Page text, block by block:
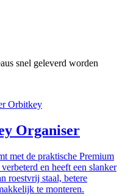
snel geleverd worden
Orbitkey
Organiser
met de praktische Premium
en heeft een slanker
roestvrij staal, betere
te monteren.